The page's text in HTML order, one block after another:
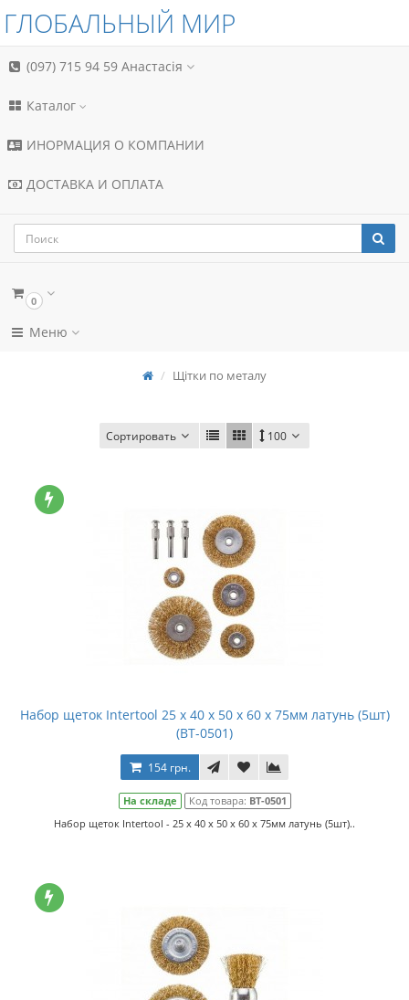
ГЛОБАЛЬНЫЙ МИР
(097) 715 94 59 Анастасія
Каталог
ИНОРМАЦИЯ О КОМПАНИИ
ДОСТАВКА И ОПЛАТА
0
Меню
Щітки по металу
Сортировать 100
Набор щеток Intertool 25 x 40 x 50 x 60 x 75мм латунь (5шт)
(BT-0501)
154 грн.
На складе Код товара: BT-0501
Набор щеток Intertool - 25 x 40 x 50 x 60 x 75мм латунь (5шт)..